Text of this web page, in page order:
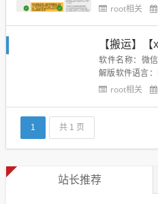
眠之后APP部分
ROOT* ，绿色
控...
root相关
软件名称：微
解版软件语言
xin.wxjl支持系
root相关
1 共 1 页
站长推荐